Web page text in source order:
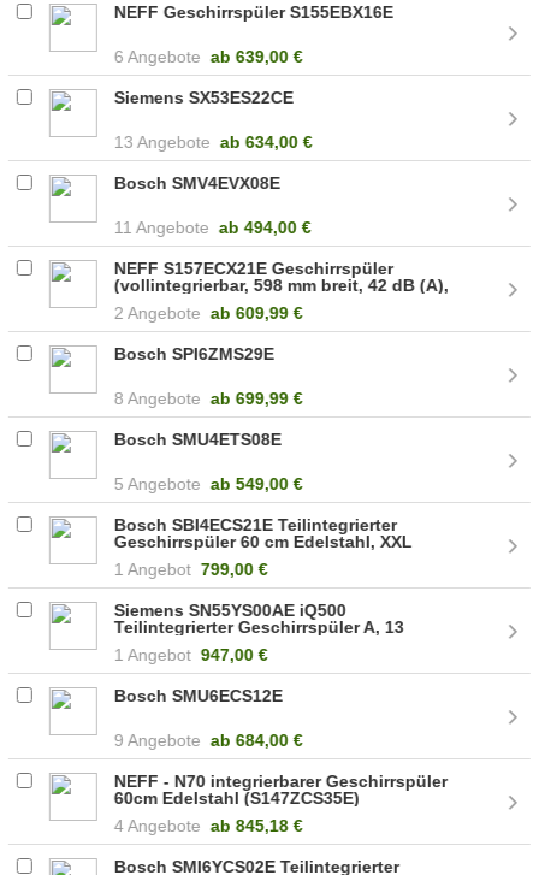
NEFF Geschirrspüler S155EBX16E
6 Angebote ab 639,00 €
Siemens SX53ES22CE
13 Angebote ab 634,00 €
Bosch SMV4EVX08E
11 Angebote ab494,00 €
NEFF S157ECX21E Geschirrspüler
(vollintegrierbar, 598 mm breit, 42 dB (A),
2 Angebote ab 609,99 €
Bosch SPI6ZMS29E
8 Angebote ab 699,99 €
Bosch SMU4ETS08E
5 Angebote ab 549,00 €
Bosch SBI4ECS21E Teilintegrierter
Geschirrspüler 60 cm Edelstahl, XXL
1 Angebot 799,00 €
Siemens SN55YS00AE iQ500
Teilintegrierter Geschirrspüler A, 13
1 Angebot 947,00 €
Bosch SMU6ECS12E
9 Angebote ab 684,00 €
NEFF - N70 integrierbarer Geschirrspüler
60cm Edelstahl (S147ZCS35E)
4 Angebote ab 845,18 €
Bosch SMI6YCS02E Teilintegrierter